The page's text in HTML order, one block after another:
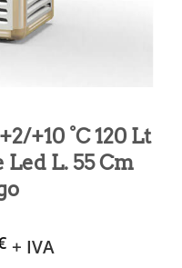
+10 °C 120 Lt
L. 55 Cm
+ IVA